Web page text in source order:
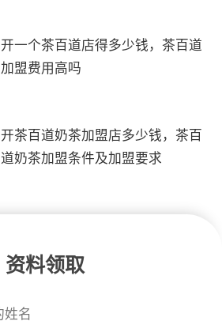
开一个茶百道店得多少钱，茶百道
加盟费用高吗
开茶百道奶茶加盟店多少钱，茶百
道奶茶加盟条件及加盟要求
资料领取